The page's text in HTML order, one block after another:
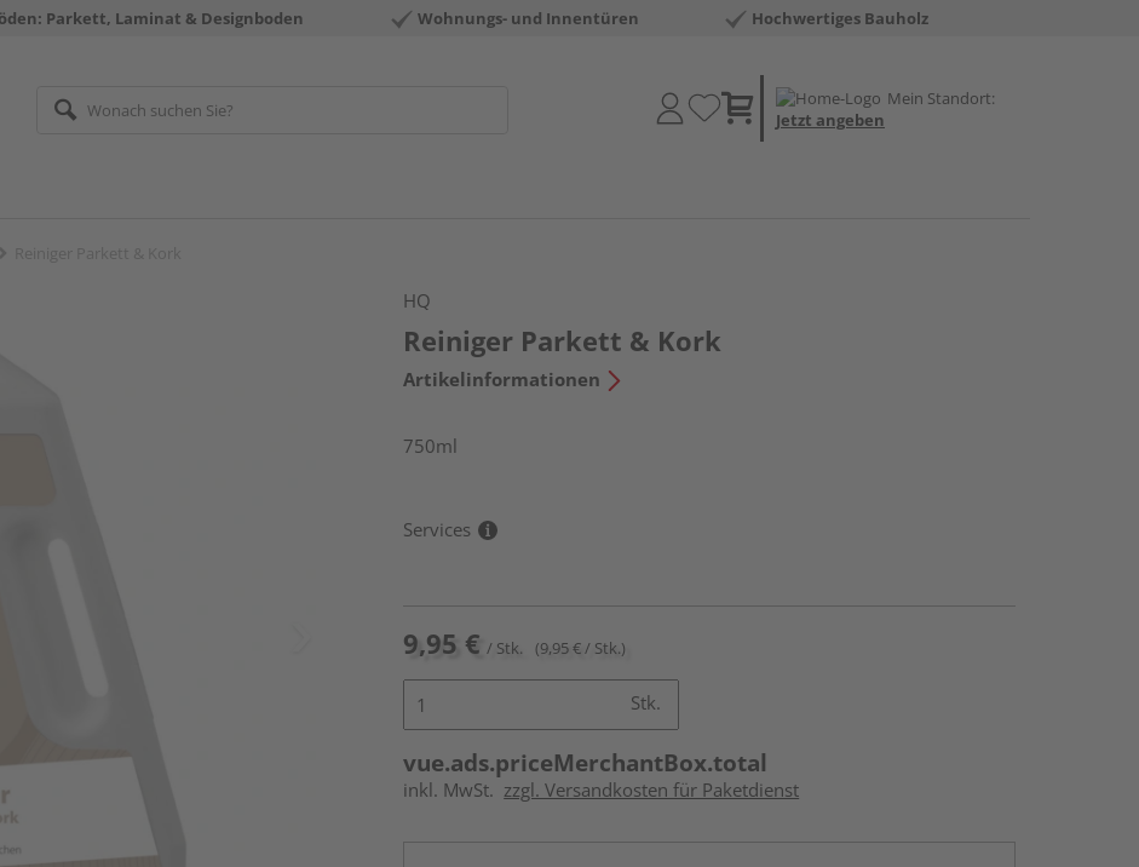
Parkett, Laminat & Designboden Wohnungs- und Innentüren Hochwertiges Bauholz
Mein Standort:
Jetzt angeben
HQ
Reiniger Parkett & Kork
Artikelinformationen
750ml
Services
9,95 € / Stk. (9,95 € / Stk.)
Stk.
vue.ads.priceMerchantBox.total
inkl. MwSt. zzgl. Versandkosten für Paketdienst